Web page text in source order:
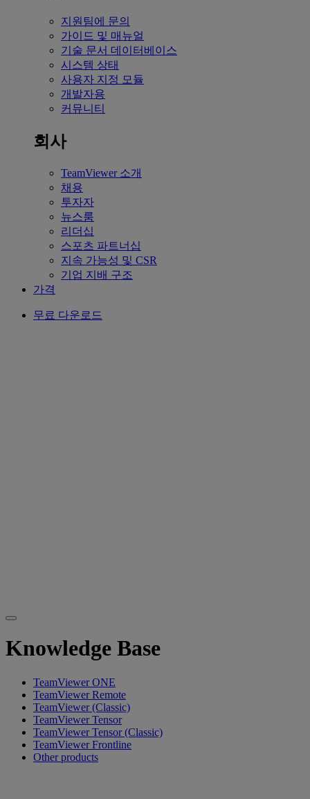
지원팀에 문의
가이드 및 매뉴얼
기술 문서 데이터베이스
시스템 상태
사용자 지정 모듈
개발자용
커뮤니티
회사
TeamViewer 소개
채용
투자자
뉴스룸
리더십
스포츠 파트너십
지속 가능성 및 CSR
기업 지배 구조
가격
무료 다운로드
Knowledge Base
TeamViewer ONE
TeamViewer Remote
TeamViewer (Classic)
TeamViewer Tensor
TeamViewer Tensor (Classic)
TeamViewer Frontline
Other products